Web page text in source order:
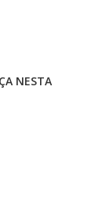
NESTA